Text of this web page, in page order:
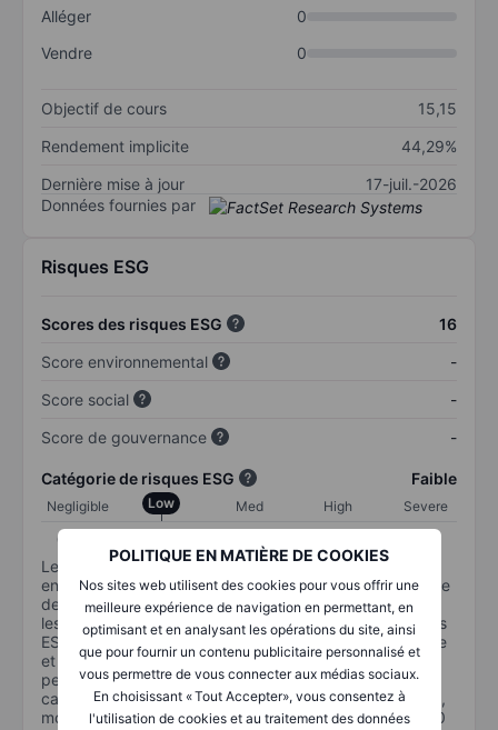
POLITIQUE EN MATIÈRE DE COOKIES
Nos sites web utilisent des cookies pour vous offrir une
meilleure expérience de navigation en permettant, en
optimisant et en analysant les opérations du site, ainsi
que pour fournir un contenu publicitaire personnalisé et
vous permettre de vous connecter aux médias sociaux.
En choisissant « Tout Accepter», vous consentez à
l'utilisation de cookies et au traitement des données
Alléger
0
Vendre
0
Objectif de cours
15,15
Rendement implicite
44,29%
Dernière mise à jour
17-juil.-2026
Données fournies par
Risques ESG
Scores des risques ESG
16
Score environnemental
-
Score social
-
Score de gouvernance
-
Catégorie de risques ESG Faible
Negligible Low Med High
Severe
0-10
Le risque ESG permet de mesurer la façon dont une
entreprise gère les risques ESG importants. La catégorie
de risque ESG de Sustainalytics est conçue pour aider
les investisseurs à identifier et à comprendre les risques
ESG financièrement importants au niveau de l’entreprise
et la manière dont ils sont susceptibles d’affecter les
performances à long terme des investissements en
capital. L’échelle va de 0 à 100. Plus le risque est faible,
moins il est important (0 équivaut à aucun risque et 100